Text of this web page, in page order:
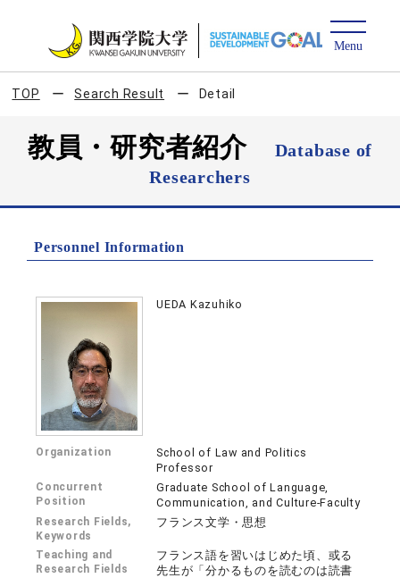
TOP Search Result Detail
教員・研究者紹介
Database of
Researchers
Personnel Information
UEDA Kazuhiko
Organization
School of Law and Politics
Professor
Concurrent
Position
Graduate School of Language,
Communication, and Culture-Faculty
Research Fields,
Keywords
フランス文学・思想
Teaching and
Research Fields
フランス語を習いはじめた頃、或る
先生が「分かるものを読むのは読書